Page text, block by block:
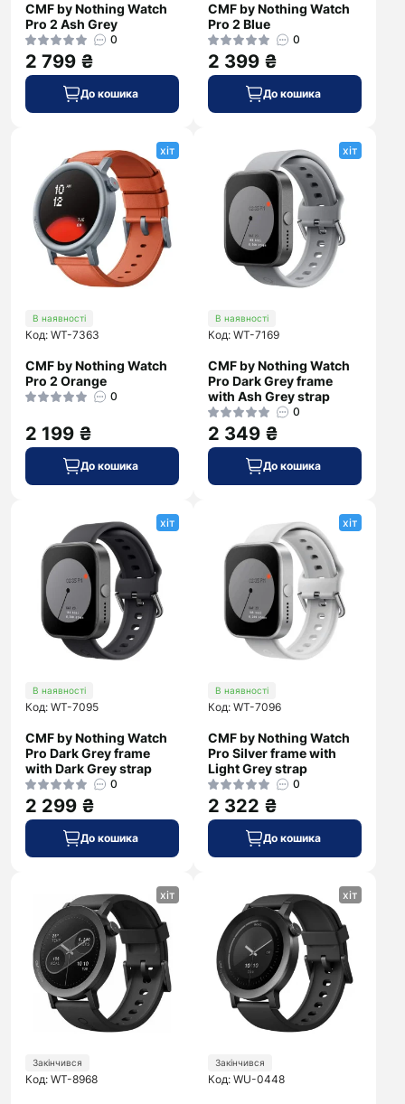
CMF by Nothing Watch
Pro 2 Ash Grey
0
2 799 ₴
До кошика
CMF by Nothing Watch
Pro 2 Blue
0
2 399 ₴
До кошика
хіт
В наявності
Код: WT-7363
CMF by Nothing Watch
Pro 2 Orange
0
2 199 ₴
До кошика
хіт
В наявності
Код: WT-7169
CMF by Nothing Watch
Pro Dark Grey frame
with Ash Grey strap
0
2 349 ₴
До кошика
хіт
В наявності
Код: WT-7095
CMF by Nothing Watch
Pro Dark Grey frame
with Dark Grey strap
0
2 299 ₴
До кошика
хіт
В наявності
Код: WT-7096
CMF by Nothing Watch
Pro Silver frame with
Light Grey strap
0
2 322 ₴
До кошика
хіт
Закінчився
Код: WT-8968
хіт
Закінчився
Код: WU-0448